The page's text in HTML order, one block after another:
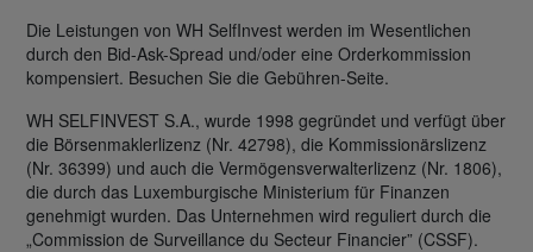
Die Leistungen von WH SelfInvest werden im Wesentlichen
durch den Bid-Ask-Spread und/oder eine Orderkommission
kompensiert. Besuchen Sie die Gebühren-Seite.
WH SELFINVEST S.A., wurde 1998 gegründet und verfügt über
die Börsenmaklerlizenz (Nr. 42798), die Kommissionärslizenz
(Nr. 36399) und auch die Vermögensverwalterlizenz (Nr. 1806),
die durch das Luxemburgische Ministerium für Finanzen
genehmigt wurden. Das Unternehmen wird reguliert durch die
„Commission de Surveillance du Secteur Financier” (CSSF).